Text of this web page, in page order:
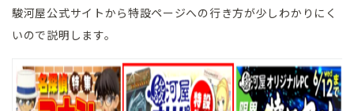
駿河屋公式サイトから特設ページへの行き方が少しわかりにく
いので説明します。